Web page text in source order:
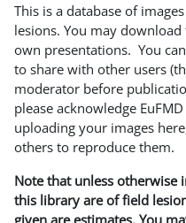
This is a database of
lesions. You may
own presentations. You
to share with other users
moderator before
please acknowledge
uploading your images
others to reproduce them.
Note that unless otherwise
this library are of field
given are estimates. You